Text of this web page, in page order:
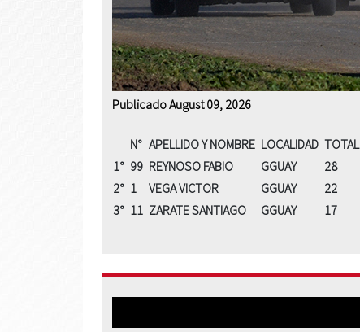
Publicado August 09, 2026
N° APELLIDO Y NOMBRE LOCALIDAD TOTAL
1° 99 REYNOSO FABIO GGUAY
28
2° 1 VEGA VICTOR GGUAY
22
3° 11 ZARATE SANTIAGO GGUAY 17